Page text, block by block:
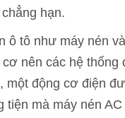
hạn.
ô tô như máy nén
cơ nên các hệ
một động cơ điện
tiện mà máy nén